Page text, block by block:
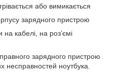
або вимикається
зарядного пристрою
кабелі, на роз’ємі
зарядного пристрою
ноутбука.